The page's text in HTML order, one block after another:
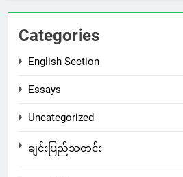
Categories
English Section
Essays
Uncategorized
ချင်းပြည်သတင်း